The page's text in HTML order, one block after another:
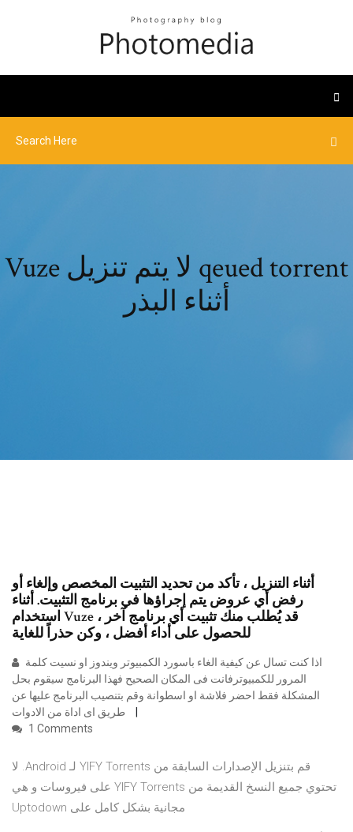
Vuze لا يتم تنزيل qeued torrent
أثناء البذر
أثناء التنزيل ، تأكد من تحديد التثبيت المخصص وإلغاء أو
رفض أي عروض يتم إجراؤها في برنامج التثبيت. أثناء
استخدام Vuze ، قد يُطلب منك تثبيت أي برنامج آخر
للحصول على أداء أفضل ، وكن حذراً للغاية
المرور للكمبيوترفانت فى المكان الصحيح فهذا البرنامج سيقوم بحل
المشكلة فقط احضر فلاشة او اسطوانة وقم بتنصيب البرنامج عليها عن
1 Comments
‫قم بتنزيل الإصدارات السابقة من YIFY Torrents لـ Android. لا
تحتوي جميع النسخ القديمة من YIFY Torrents على فيروسات و هي
مجانية بشكل كامل على Uptodown